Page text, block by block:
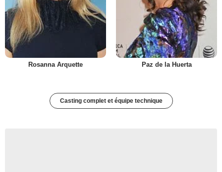
Rosanna Arquette Paz de la Huerta
Casting complet et équipe technique